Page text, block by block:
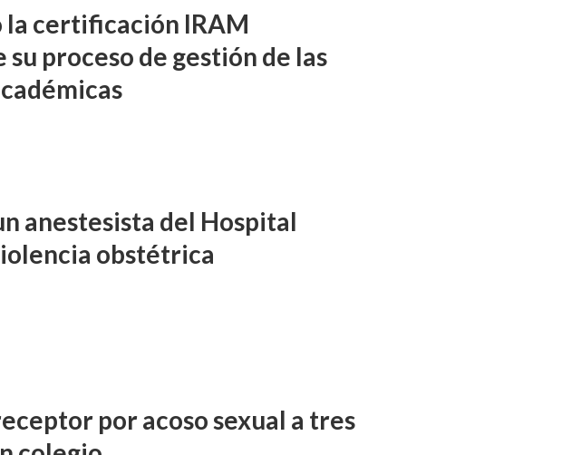
la certificación IRAM
su proceso de gestión de las
anestesista del Hospital
obstétrica
por acoso sexual a tres